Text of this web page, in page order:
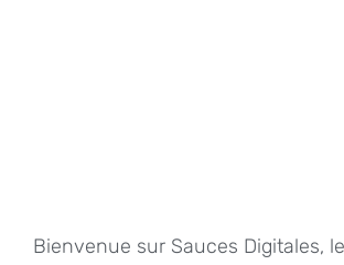
Bienvenue sur Sauces Digitales,